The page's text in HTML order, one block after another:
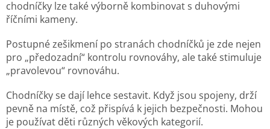
chodníčky lze také výborně kombinovat s duhovými
říčními kameny.
Postupné zešikmení po stranách chodníčků je zde nejen
pro „předozadní“ kontrolu rovnováhy, ale také stimuluje
„pravolevou“ rovnováhu.
Chodníčky se dají lehce sestavit. Když jsou spojeny, drží
pevně na místě, což přispívá k jejich bezpečnosti. Mohou
je používat děti různých věkových kategorií.